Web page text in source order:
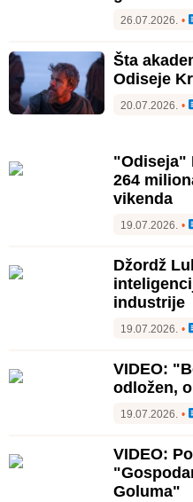
26.07.2026. •
Šta
Odiseje
20.07.2026. •
"Odiseja"
264
vikenda
19.07.2026. •
Džordž
industrije
19.07.2026. •
VIDEO:
odložen,
19.07.2026. •
VIDEO:
Goluma"